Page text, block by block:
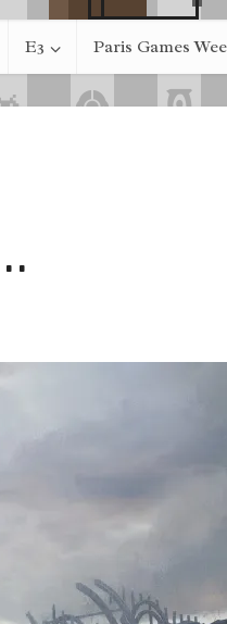
E3 Paris Games
Creed Black